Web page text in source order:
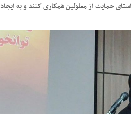
حمایت از معلولین همکاری کنند و به ایجاد